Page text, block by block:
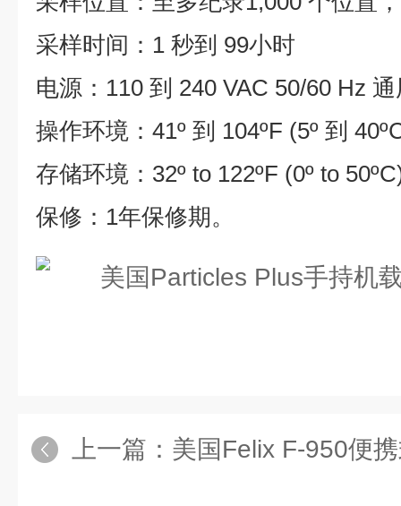
采样时间：1 秒到 99小时
电源：110 到 240 VAC 50/60 Hz
操作环境：41º 到 104ºF (5º 到
存储环境：32º to 122ºF (0º to
保修：1年保修期。
上一篇： 美国Felix F-950便携